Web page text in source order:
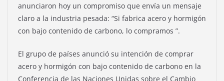
anunciaron hoy un compromiso que envía un mensaje
claro a la industria pesada: “Si fabrica acero y hormigón
con bajo contenido de carbono, lo compramos ”.
El grupo de países anunció su intención de comprar
acero y hormigón con bajo contenido de carbono en la
Conferencia de las Naciones Unidas sobre el Cambio